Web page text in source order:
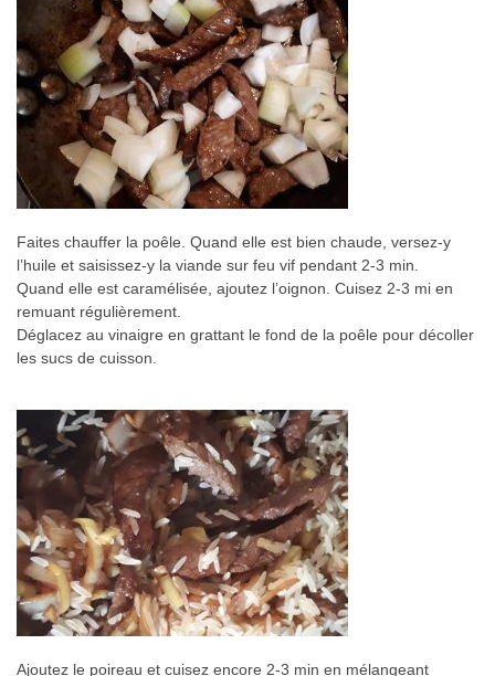
Faites chauffer la poêle. Quand elle est bien chaude, versez-y
l’huile et saisissez-y la viande sur feu vif pendant 2-3 min.
Quand elle est caramélisée, ajoutez l’oignon. Cuisez 2-3 mi en
remuant régulièrement.
Déglacez au vinaigre en grattant le fond de la poêle pour décoller
les sucs de cuisson.
Ajoutez le poireau et cuisez encore 2-3 min en mélangeant